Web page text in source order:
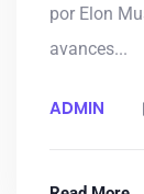
por Elon
avances...
ADMIN